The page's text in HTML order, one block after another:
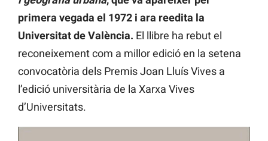
primera vegada el 1972 i ara reedita la
Universitat de València. El llibre ha rebut el
reconeixement com a millor edició en la setena
convocatòria dels Premis Joan Lluís Vives a
l’edició universitària de la Xarxa Vives
d’Universitats.